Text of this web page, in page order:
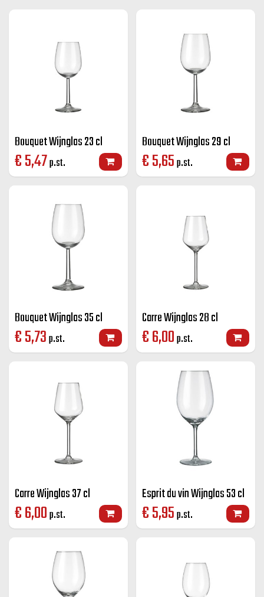
Bouquet Wijnglas 23 cl
€5,47p.st.
Bouquet Wijnglas 29 cl
€5,65p.st.
Bouquet Wijnglas 35 cl
€5,73p.st.
Carre Wijnglas 28 cl
€6,00p.st.
Carre Wijnglas 37 cl
€6,00p.st.
Esprit du vin Wijnglas 53 cl
€5,95p.st.